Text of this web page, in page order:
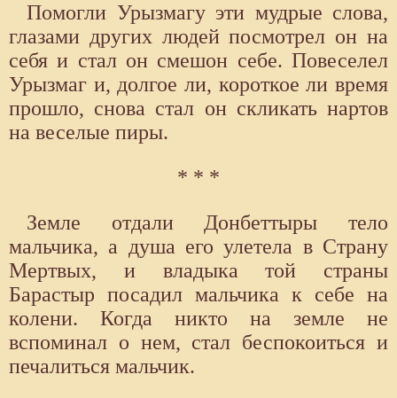
Помогли Урызмагу эти мудрые слова,
глазами других людей посмотрел он на
себя и стал он смешон себе. Повеселел
Урызмаг и, долгое ли, короткое ли время
прошло, снова стал он скликать нартов
на веселые пиры.
* * *
Земле отдали Донбеттыры тело
мальчика, а душа его улетела в Страну
Мертвых, и владыка той страны
Барастыр посадил мальчика к себе на
колени. Когда никто на земле не
вспоминал о нем, стал беспокоиться и
печалиться мальчик.